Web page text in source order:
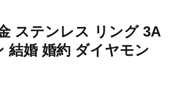
ステンレス リング 3A
結婚 婚約 ダイヤモン